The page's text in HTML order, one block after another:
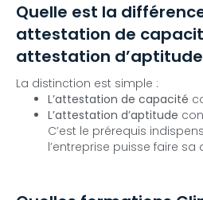
Quelle est la
attestation de
attestation
La distinction est simple :
L’attestation de capacité
L’attestation d’aptitude
C’est le prérequis
l’entreprise puisse faire